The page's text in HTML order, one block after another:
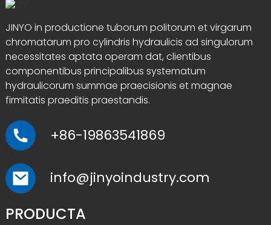
JINYO in productione tuborum politorum et virgarum
chromatarum pro cylindris hydraulicis ad singulorum
necessitates aptata operam dat, clientibus
componentibus principalibus systematum
hydraulicorum summae praecisionis et magnae
firmitatis praeditis praestandis.
+86-19863541869
info@jinyoindustry.com
PRODUCTA